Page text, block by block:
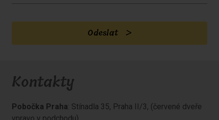
Odeslat
Kontakty
Pobočka Praha: Stínadla 35, Praha II/3, (červené dveře